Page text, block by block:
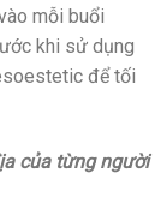
mỗi buổi
khi sử dụng
để tối
của từng người